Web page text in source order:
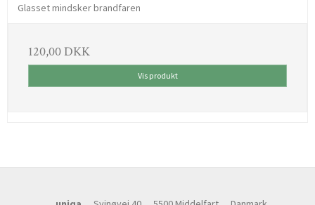
Glasset mindsker brandfaren
120,00 DKK
Vis produkt